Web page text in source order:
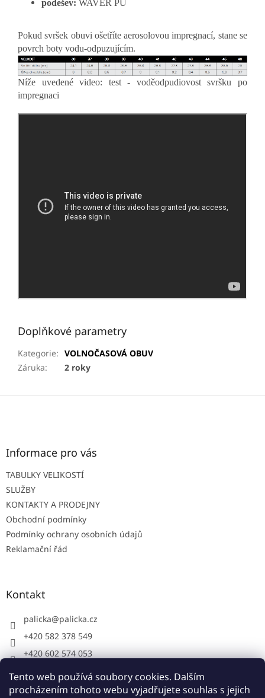
Tento web používá soubory cookies. Dalším
procházením tohoto webu vyjadřujete souhlas s jejich
podešev: WAVER PU
Pokud svršek obuvi ošetříte aerosolovou impregnací, stane se
povrch boty vodu-odpuzujícím.
Níže uvedené video: test - voděodpudiovost svršku po
impregnaci
Doplňkové parametry
Kategorie: VOLNOČASOVÁ OBUV
Záruka: 2 roky
Z
Informace pro vás
TABULKY VELIKOSTÍ
SLUŽBY
KONTAKTY A PRODEJNY
Obchodní podmínky
Podmínky ochrany osobních údajů
Reklamační řád
Kontakt
palicka@palicka.cz
+420 582 378 549
+420 602 574 053
Palička s.r.o. - pracovní oděvy